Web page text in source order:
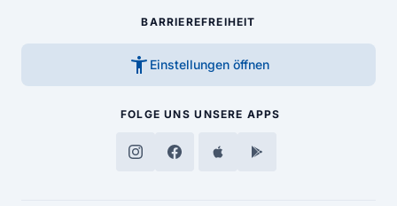
BARRIEREFREIHEIT
accessibility_new Einstellungen öffnen
FOLGE UNS UNSERE APPS